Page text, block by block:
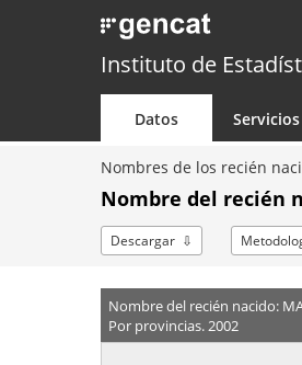
Instituto de
Datos Servicios
Nombres de los recién
Nombre del recién
Descargar
Nombre del recién nacido:
Por provincias. 2002